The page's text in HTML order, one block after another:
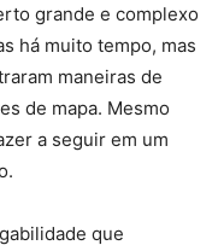
grande e complexo
há muito tempo, mas
maneiras de
de mapa. Mesmo
a seguir em um
que